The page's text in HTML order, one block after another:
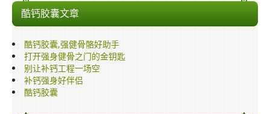
酷钙胶囊文章
酷钙胶囊,强健骨骼好助手
打开强身健骨之门的金钥匙
别让补钙工程一场空
补钙强身好伴侣
酷钙胶囊